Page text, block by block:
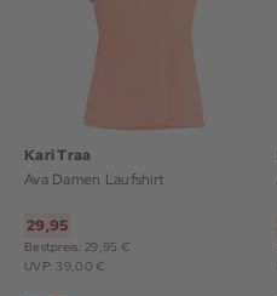
Kari Traa
Ava Damen Laufshirt
29,95
Bestpreis: 29,95 €
UVP: 39,00 €